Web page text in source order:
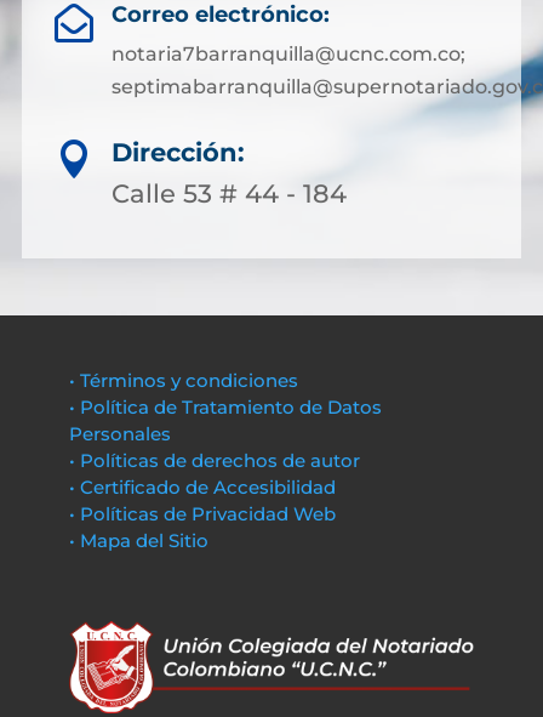
 Correo electrónico:
notaria7barranquilla@ucnc.com.co;

Dirección:
Calle 53 # 44 - 184
• Términos y condiciones
• Política de Tratamiento de Datos
Personales
• Políticas de derechos de autor
• Certificado de Accesibilidad
• Políticas de Privacidad Web
• Mapa del Sitio